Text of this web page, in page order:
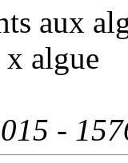
aux
x algue
-